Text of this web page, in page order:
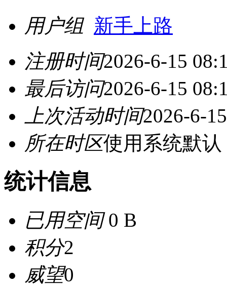
用户组 新手上路
注册时间2026-6-15
最后访问2026-6-15
上次活动时间2026-6-
所在时区使用系统默认
统计信息
已用空间0 B
积分2
威望0